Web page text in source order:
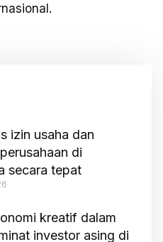
izin usaha dan
di
secara tepat
kreatif dalam
investor asing di